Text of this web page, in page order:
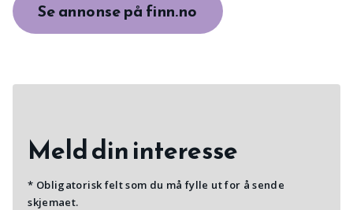
Se annonse på finn.no
Meld din interesse
* Obligatorisk felt som du må fylle ut for å sende
skjemaet.